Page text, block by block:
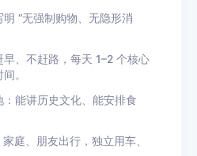
“无强制购物、无隐形消
、不赶路，每天 1–2 个核心
。
能讲历史文化、能安排食
庭、朋友出行，独立用车、